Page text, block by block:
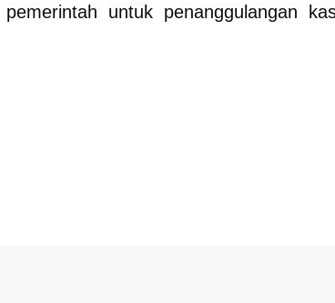
untuk penanggulangan